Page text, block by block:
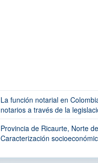
La función notarial en
notarios a través de la
Provincia de Ricaurte, Norte
Caracterización